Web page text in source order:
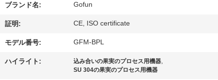
ブランド名: Gofun
証明: CE, ISO certificate
モデル番号: GFM-BPL
ハイライト: 込み合いの果実のプロセス用機器,
SU 304の果実のプロセス用機器